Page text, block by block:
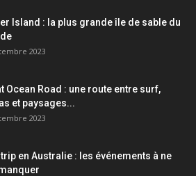
Island : la plus grande île de sable du
2023
Ocean Road : une route entre surf,
et paysages...
2023
en Australie : les événements à ne